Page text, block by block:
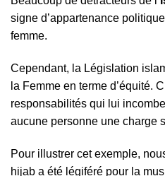
signe d’appartenance
femme.
Cependant, la Législation
la Femme en terme d’équité.
responsabilités qui lui
aucune personne une charge
Pour illustrer cet exemple,
hijab a été légiféré pour la